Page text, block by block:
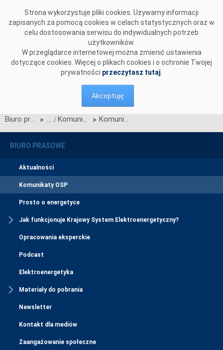
Strona wykorzystuje pliki cookies. Używamy informacji
zapisanych za pomocą cookies w celach statystycznych oraz w
celu dostosowania serwisu do indywidualnych potrzeb
użytkowników.
W przeglądarce internetowej można zmienić ustawienia
dotyczące cookies. Więcej o plikach cookies i o ochronie Twojej
prywatności przeczytasz tutaj
Akceptuję
Biuro prasowe > Komunikaty OSP > Komunikat OSP dotyczący zawieszenia procesu Jednolitego łączenia Rynków Dnia Bieżącego w dniu 22.04.2025.
BIURO PRASOWE
Aktualności
Komunikaty OSP
Prosto o energetyce
Jak funkcjonuje Krajowy System Elektroenergetyczny?
Opracowania eksperckie
Podcast
Elektroenergetyka
Materiały do pobrania
Newsletter
Kontakt dla mediów
Zaangażowanie społeczne